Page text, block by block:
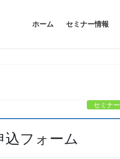
ホーム セミナー情報
セミナー
フォーム